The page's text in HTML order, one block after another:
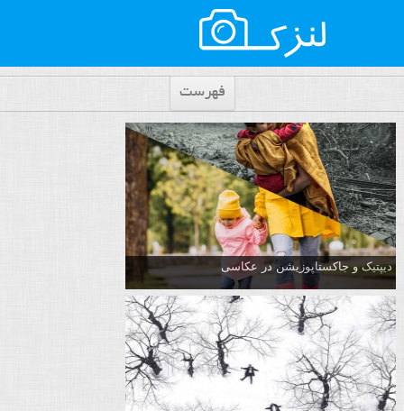
فهرست
دیپتیک و جاکستا‌پوزیشن در عکاسی